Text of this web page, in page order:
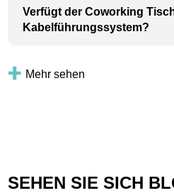
Verfügt der Coworking
Kabelführungssystem?
Mehr sehen
SEHEN SIE SICH